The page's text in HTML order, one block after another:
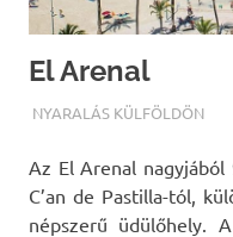
El Arenal
TERMALFURDOK.COM
NYARALÁS KÜLFÖLDÖN
Az El Arenal
C’an de Pastilla-tól,
népszerű üdülőhely.